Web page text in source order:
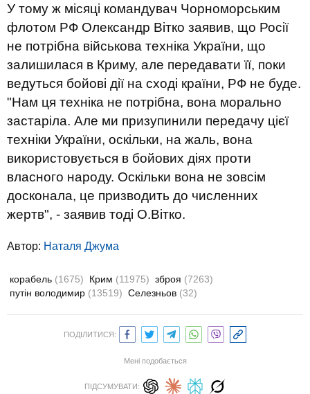
У тому ж місяці командувач Чорноморським
флотом РФ Олександр Вітко заявив, що Росії
не потрібна військова техніка України, що
залишилася в Криму, але передавати її, поки
ведуться бойові дії на сході країни, РФ не буде.
"Нам ця техніка не потрібна, вона морально
застаріла. Але ми призупинили передачу цієї
техніки України, оскільки, на жаль, вона
використовується в бойових діях проти
власного народу. Оскільки вона не зовсім
досконала, це призводить до численних
жертв", - заявив тоді О.Вітко.
Автор: Наталя Джума
корабель (1675) Крим (11975) зброя (7263)
путін володимир (13519) Селезньов (32)
ПОДІЛИТИСЯ:
Мені подобається
ПІДСУМУВАТИ: